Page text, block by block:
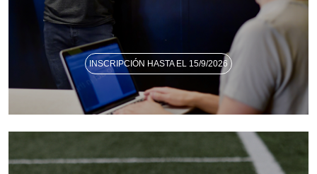
INSCRIPCIÓN HASTA EL 15/9/2026